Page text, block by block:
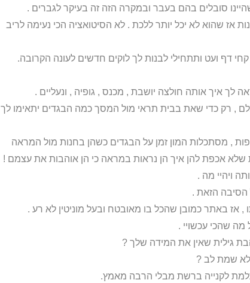
סובלים בהם בעבר ובמקרה הזה זה בעיקר לגברים .
אז שהוא לא יכל יותר ללכת . לא הסיטואציה הכי נעימה לריב
דף ועט ותתחילי לבנות לך לוקים חדשים לעונה הקרובה.
לך איך אותה חולצה יושבת , מכנס , גופיה , ונעליים .
, רק כדי שאת בבית תראי מול המסך כמה הבגדים יתאימו לך
, מסתכלות המון זמן על הבגדים כשהן בחנות מול המראה
שלא אכפת להן איך הן נראות במראה כי הן אוהבות את עצמם !
ויהיי מה .
הזאת .
, אז באתר כמובן שהכל בו מאובטח ובעל מוניטין לא רע .
שהכי עכשויי .
גילית שאין את המידה שלך ?
לא שמת לב ?
לקנייה ברשת מבלי הרבה מאמץ.